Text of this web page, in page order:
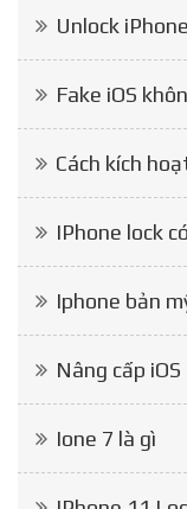
Unlock
Fake iOS
Cách kích
IPhone lock
Iphone bản
Nâng cấp
Ione 7 là gì